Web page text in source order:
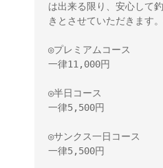
は出来る限り、安心して
きとさせていただきます
◎プレミアムコース
一律11,000円
◎半日コース
一律5,500円
◎サンクス一日コース
一律5,500円